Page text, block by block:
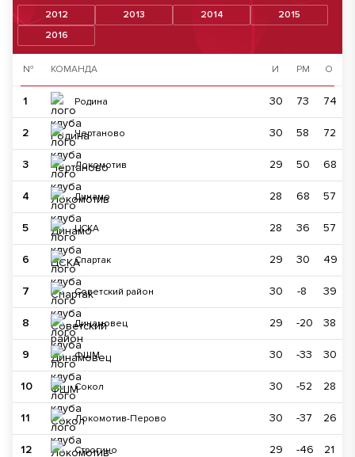
2012 2013 2014
2015
2016
№ КОМАНДА И РМ О
1 Родина 30 73 74
2 Чертаново 30 58 72
3 Локомотив 29 50 68
4 Динамо 28 68 57
5 ЦСКА 28 36 57
6 Спартак 29 30 49
7 Советский район 30 -8 39
8 Динамовец 29 -20 38
9 ФШМ 30 -33 30
10 Сокол 30 -52 28
11 Локомотив-Перово 30 -37 26
12 Строгино 29 -46 21